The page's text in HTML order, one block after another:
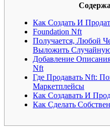
Как Создать И
Foundation Nft
Получается, Любой
Выложить
Добавление
Nft
Где Продавать Nft:
Маркетплейсы
Как Создавать И
Как Сделать